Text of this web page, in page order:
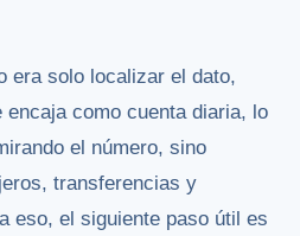
era solo localizar el dato,
como cuenta diaria, lo
el número, sino
transferencias y
eso, el siguiente paso útil es